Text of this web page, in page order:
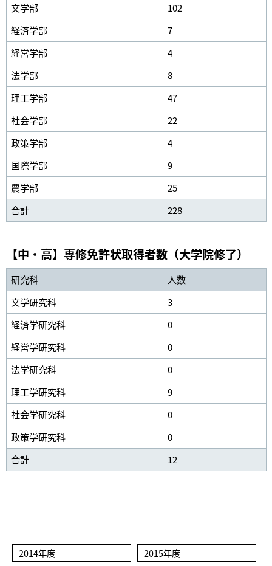
文学部
102
経済学部
7
経営学部
4
法学部
8
理工学部
47
社会学部
22
政策学部
4
国際学部
9
農学部
25
合計
228
【中・高】専修免許状取得者数（大学院修了）
研究科
人数
文学研究科
3
経済学研究科
0
経営学研究科
0
法学研究科
0
理工学研究科
9
社会学研究科
0
政策学研究科
0
合計
12
2014年度
2015年度